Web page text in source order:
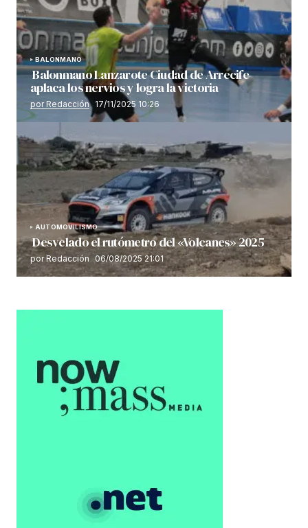
BALONMANO
Balonmano Lanzarote Ciudad de Arrecife
aplaca los nervios y logra la victoria
por Redacción 17/11/2025 10:26
AUTOMOVILISMO
Desvelado el rutómetro del «Volcanes» 2025
por Redacción 06/08/2025 21:01